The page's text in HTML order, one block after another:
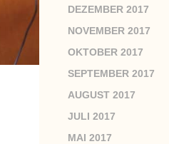
DEZEMBER 2017
NOVEMBER 2017
OKTOBER 2017
SEPTEMBER 2017
AUGUST 2017
JULI 2017
MAI 2017